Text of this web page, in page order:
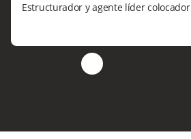
Estructurador y agente líder colocador